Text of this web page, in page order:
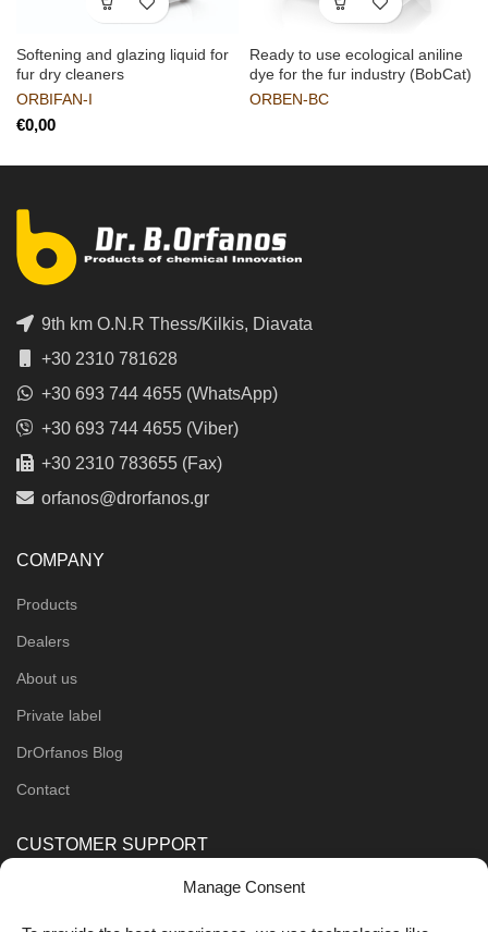
Manage Consent
Softening and glazing liquid for
fur dry cleaners
ORBIFAN-I
€
Ready to use ecological aniline
dye for the fur industry (BobCat)
ORBEN-BC
9th km O.N.R Thess/Kilkis, Diavata
+30 2310 781628
+30 693 744 4655 (WhatsApp)
+30 693 744 4655 (Viber)
+30 2310 783655 (Fax)
orfanos@drorfanos.gr
COMPANY
Products
Dealers
About us
Private label
DrOrfanos Blog
Contact
CUSTOMER SUPPORT
Shipping Methods